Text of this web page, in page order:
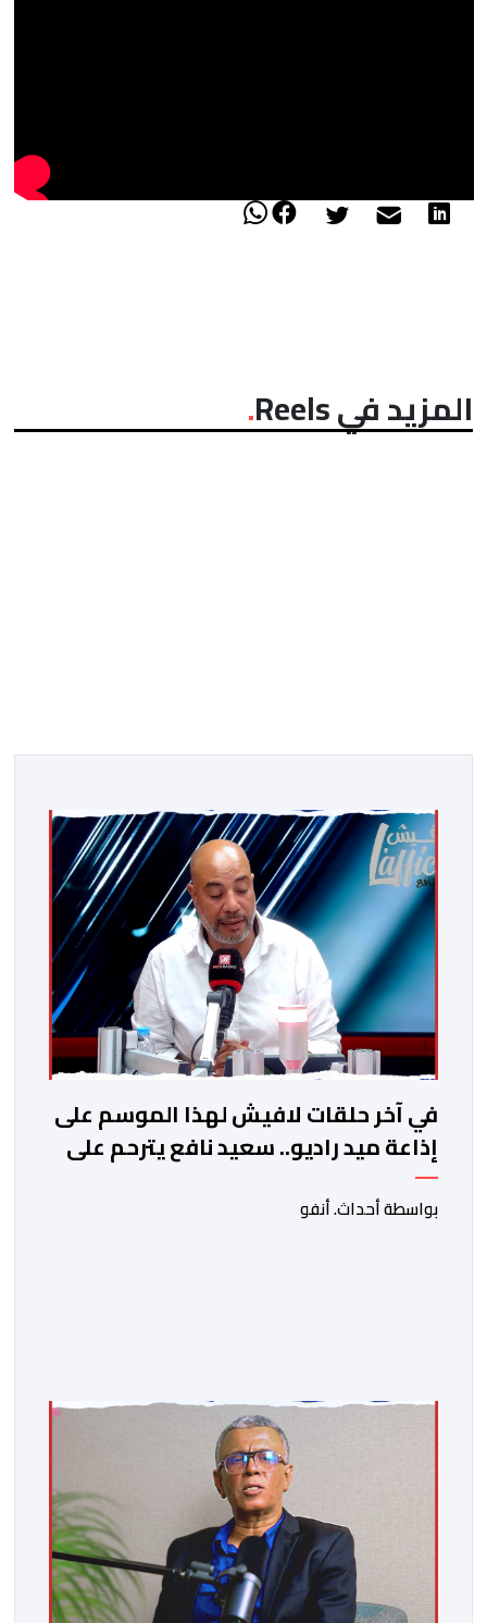
المزيد في Reels
في آخر حلقات لافيش لهذا الموسم على
إذاعة ميد راديو.. سعيد نافع يترحم على
الفقيد الكاتب والصحفي جمال زايد
بواسطة أحداث. أنفو